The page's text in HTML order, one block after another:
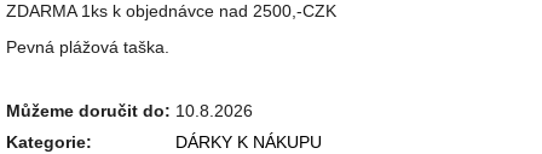
ZDARMA 1ks k objednávce nad 2500,-CZK
Pevná plážová taška.
Můžeme doručit do: 10.8.2026
Kategorie: DÁRKY K NÁKUPU